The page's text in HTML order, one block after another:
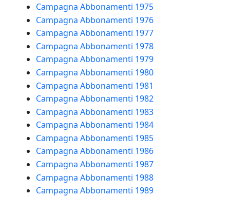
Campagna Abbonamenti 1975
Campagna Abbonamenti 1976
Campagna Abbonamenti 1977
Campagna Abbonamenti 1978
Campagna Abbonamenti 1979
Campagna Abbonamenti 1980
Campagna Abbonamenti 1981
Campagna Abbonamenti 1982
Campagna Abbonamenti 1983
Campagna Abbonamenti 1984
Campagna Abbonamenti 1985
Campagna Abbonamenti 1986
Campagna Abbonamenti 1987
Campagna Abbonamenti 1988
Campagna Abbonamenti 1989